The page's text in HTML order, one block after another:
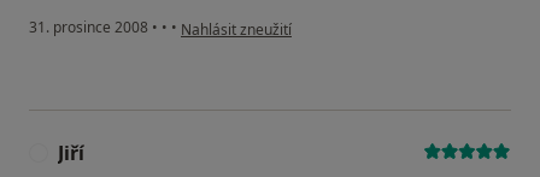
31. prosince 2008 • • • podle názoru uživatele spokojený pacient
Nahlásit zneužití
Jiří